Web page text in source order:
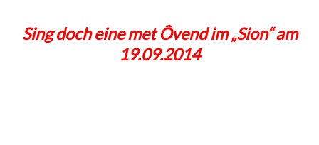
Sing doch eine met Ôvend im „Sion“ am
19.09.2014